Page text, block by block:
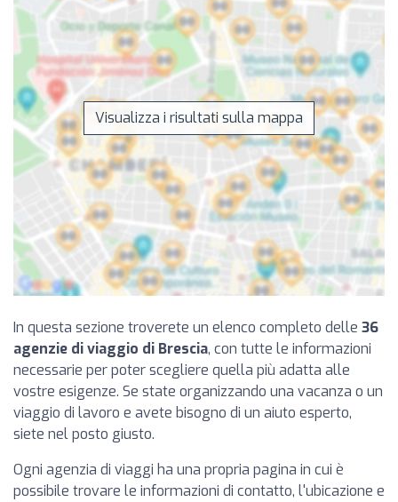
Visualizza i risultati sulla mappa
In questa sezione troverete un elenco completo delle 36
agenzie di viaggio di Brescia, con tutte le informazioni
necessarie per poter scegliere quella più adatta alle
vostre esigenze. Se state organizzando una vacanza o un
viaggio di lavoro e avete bisogno di un aiuto esperto,
siete nel posto giusto.
Ogni agenzia di viaggi ha una propria pagina in cui è
possibile trovare le informazioni di contatto, l'ubicazione e